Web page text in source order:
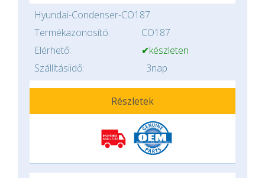
Hyundai-Condenser-CO187
Termékazonosító:
CO187
Elérhető:
✔készleten
Szállításiidő:
3nap
Részletek